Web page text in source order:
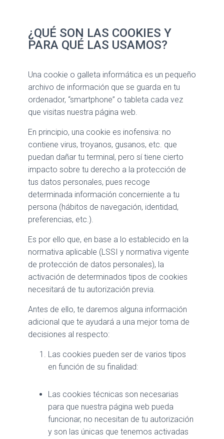
¿QUÉ SON LAS COOKIES Y
PARA QUÉ LAS USAMOS?
Una cookie o galleta informática es un pequeño
archivo de información que se guarda en tu
ordenador, “smartphone” o tableta cada vez
que visitas nuestra página web.
En principio, una cookie es inofensiva: no
contiene virus, troyanos, gusanos, etc. que
puedan dañar tu terminal, pero sí tiene cierto
impacto sobre tu derecho a la protección de
tus datos personales, pues recoge
determinada información concerniente a tu
persona (hábitos de navegación, identidad,
preferencias, etc.).
Es por ello que, en base a lo establecido en la
normativa aplicable (LSSI y normativa vigente
de protección de datos personales), la
activación de determinados tipos de cookies
necesitará de tu autorización previa.
Antes de ello, te daremos alguna información
adicional que te ayudará a una mejor toma de
decisiones al respecto:
Las cookies pueden ser de varios tipos
en función de su finalidad:
Las cookies técnicas son necesarias
para que nuestra página web pueda
funcionar, no necesitan de tu autorización
y son las únicas que tenemos activadas